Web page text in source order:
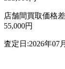
店舗間買取価格差
55,000円
査定日:2026年07